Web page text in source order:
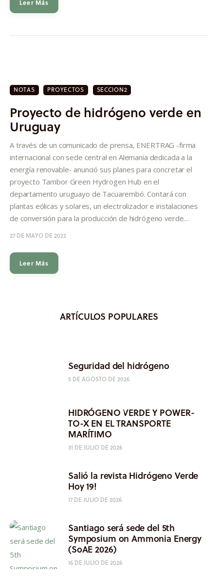
Leer Más
NOTAS PROYECTOS SECCION2
Proyecto de hidrógeno verde en
Uruguay
A través de un comunicado de prensa, ENERTRAG -firma
internacional con sede central en Alemania dedicada a la
energía renovable- anunció sus planes para concretar el
proyecto Tambor Green Hydrogen Hub en el
departamento uruguayo de Tacuarembó. Contará con
plantas eólicas y solares, un electrolizador e instalaciones
de conversión para la producción de hidrógeno verde…
27 DE MAYO DE 2022
Leer Más
ARTÍCULOS POPULARES
Seguridad del hidrógeno
5 DE AGOSTO DE 2026
HIDRÓGENO VERDE Y POWER-
TO-X EN EL TRANSPORTE
MARÍTIMO
31 DE JULIO DE 2026
Salió la revista Hidrógeno Verde
Hoy 19!
17 DE JULIO DE 2026
Santiago será sede del 5th
Symposium on Ammonia Energy
(SoAE 2026)
16 DE JULIO DE 2026